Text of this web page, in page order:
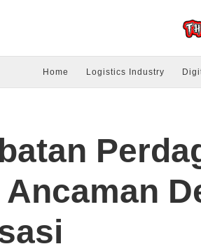
Home Logistics Industry